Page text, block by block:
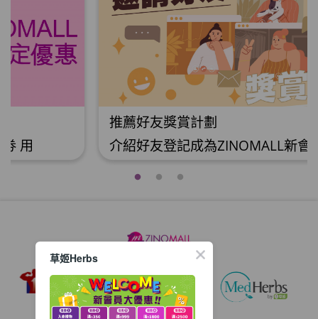
推薦好友獎賞計劃
介紹好友登記成為ZINOMALL新會員並成功
贈，你的好友亦可同時獲得$50Mall Dollar
的帳戶>>>邀請好友獎賞 中找到 好友推薦碼
(紅圈位置) 2. 會員可複製好友推薦碼並透過
Whatsapp / Facebook / Email分享給自己
好友。推薦好友次數不限，介紹愈多新朋
友，可獲得愈多Mall Dollar現金回贈。 3.
好友
草姬Herbs